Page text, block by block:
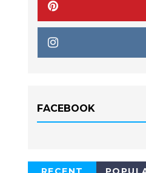
FACEBOOK